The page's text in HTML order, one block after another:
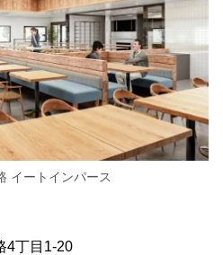
イートインパース
4丁目1-20